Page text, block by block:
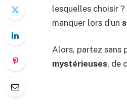
lesquelles choisir
manquer lors d’un
Alors, partez sans
mystérieuses, de